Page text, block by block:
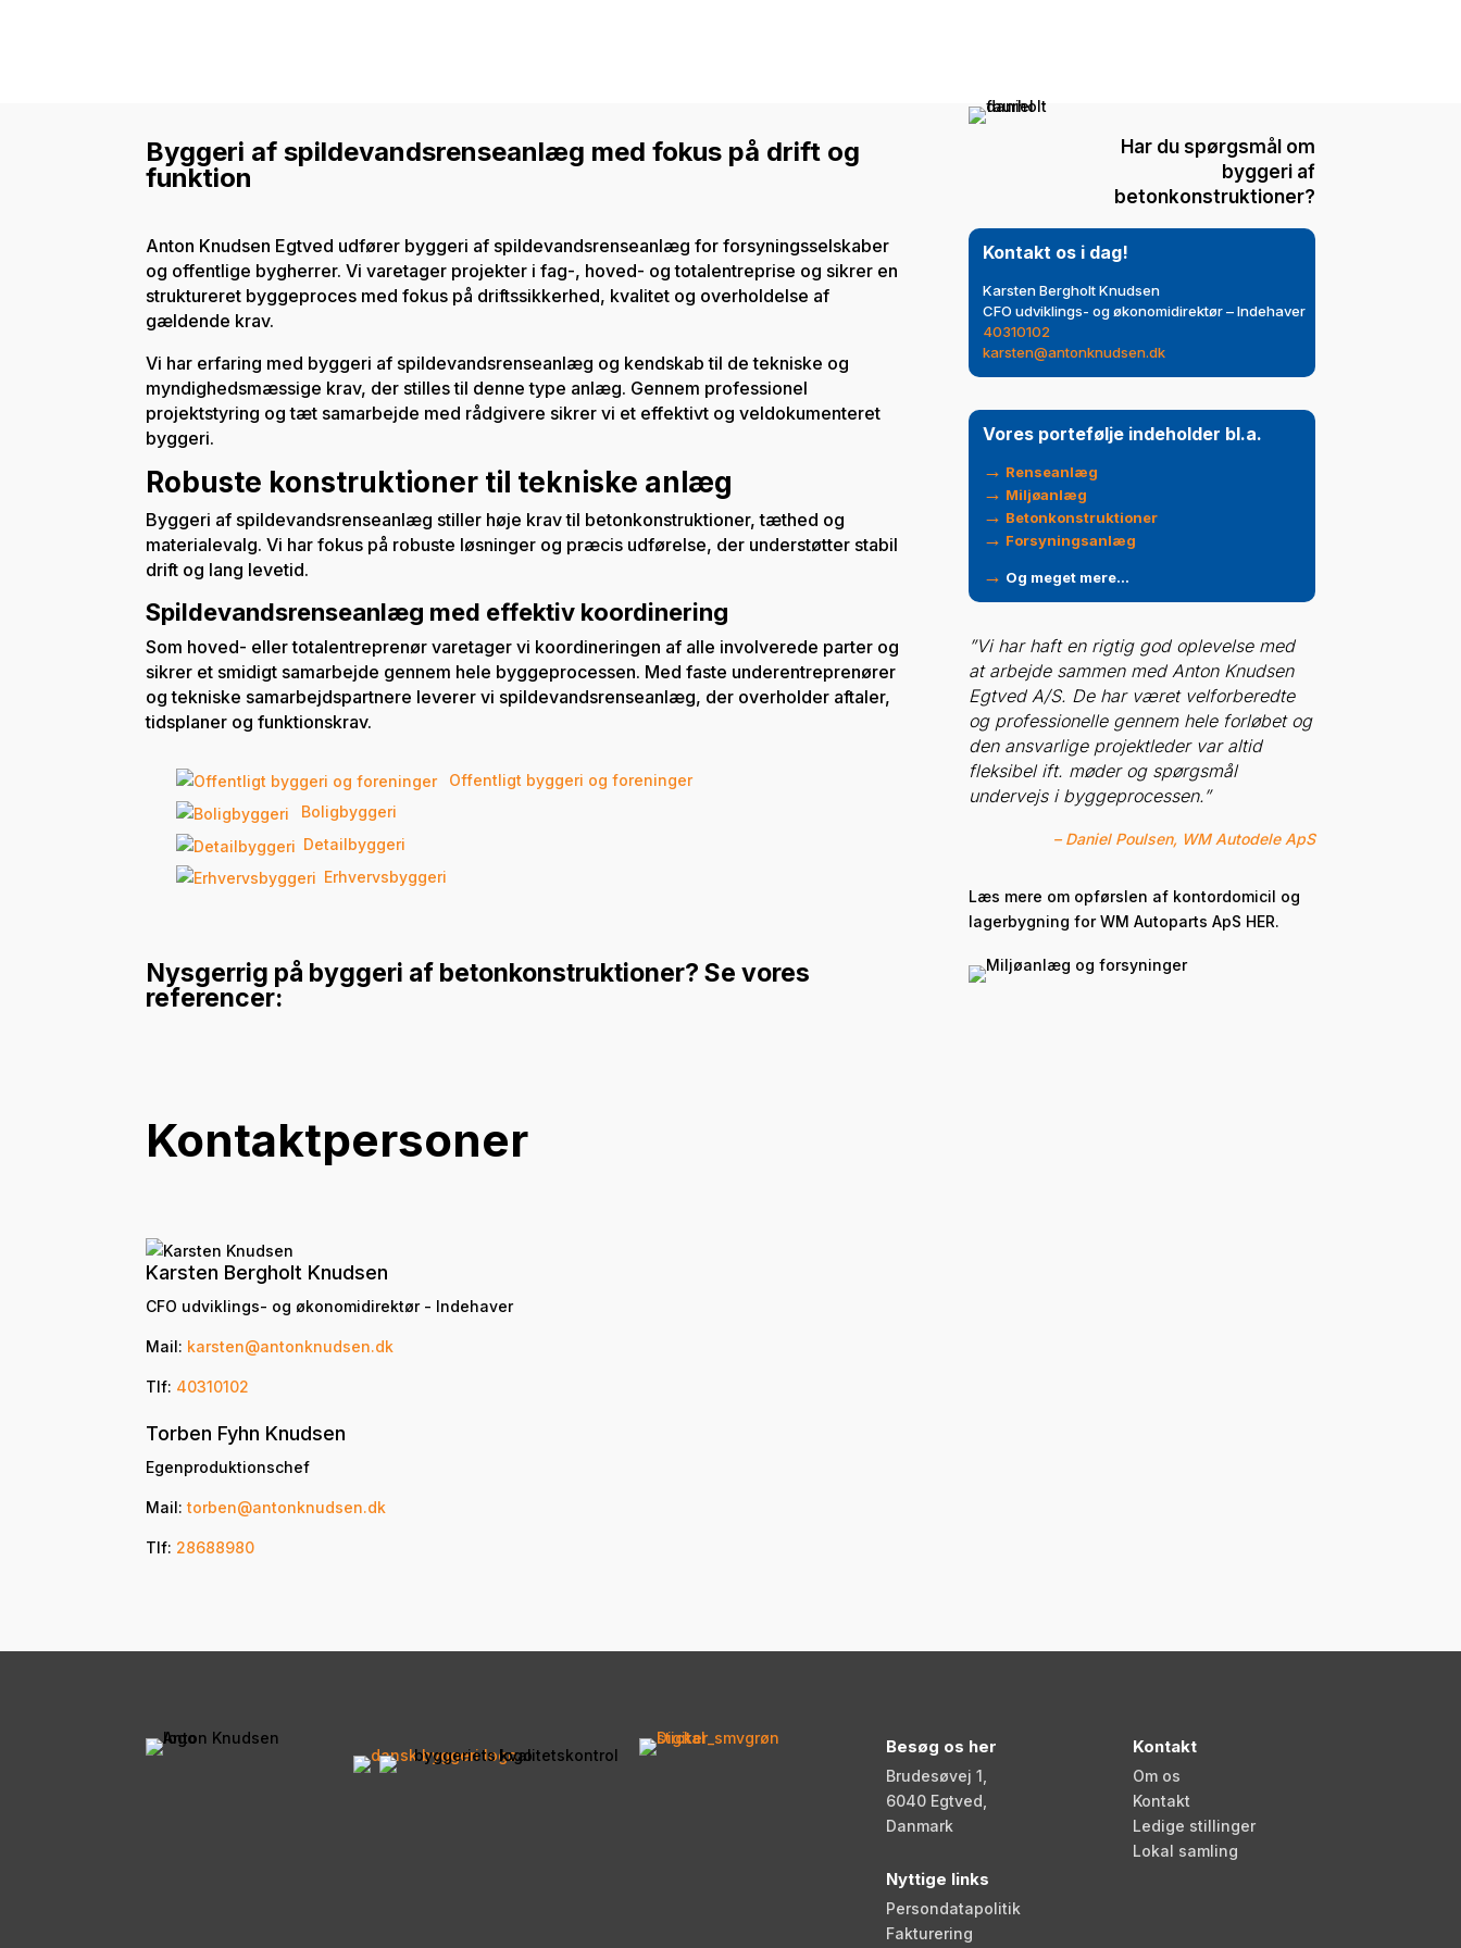
Byggeri af spildevandsrenseanlæg med fokus på drift og
funktion
Anton Knudsen Egtved udfører byggeri af spildevandsrenseanlæg for forsyningsselskaber
og offentlige bygherrer. Vi varetager projekter i fag-, hoved- og totalentreprise og sikrer en
struktureret byggeproces med fokus på driftssikkerhed, kvalitet og overholdelse af
gældende krav.
Vi har erfaring med byggeri af spildevandsrenseanlæg og kendskab til de tekniske og
myndighedsmæssige krav, der stilles til denne type anlæg. Gennem professionel
projektstyring og tæt samarbejde med rådgivere sikrer vi et effektivt og veldokumenteret
byggeri.
Robuste konstruktioner til tekniske anlæg
Byggeri af spildevandsrenseanlæg stiller høje krav til betonkonstruktioner, tæthed og
materialevalg. Vi har fokus på robuste løsninger og præcis udførelse, der understøtter stabil
drift og lang levetid.
Spildevandsrenseanlæg med effektiv koordinering
Som hoved- eller totalentreprenør varetager vi koordineringen af alle involverede parter og
sikrer et smidigt samarbejde gennem hele byggeprocessen. Med faste underentreprenører
og tekniske samarbejdspartnere leverer vi spildevandsrenseanlæg, der overholder aftaler,
tidsplaner og funktionskrav.
Offentligt byggeri og foreninger
Boligbyggeri
Detailbyggeri
Erhvervsbyggeri
Nysgerrig på byggeri af betonkonstruktioner? Se vores
referencer:
Kontaktpersoner
Karsten Bergholt Knudsen
CFO udviklings- og økonomidirektør - Indehaver
Mail: karsten@antonknudsen.dk
Tlf: 40310102
Torben Fyhn Knudsen
Egenproduktionschef
Mail:torben@antonknudsen.dk
Tlf: 28688980
Har du spørgsmål om
byggeri af
betonkonstruktioner?
Kontakt os i dag!
Karsten Bergholt Knudsen
CFO udviklings- og økonomidirektør – Indehaver
40310102
karsten@antonknudsen.dk
Vores portefølje indeholder bl.a.
→ Renseanlæg
→ Miljøanlæg
→ Betonkonstruktioner
→ Forsyningsanlæg
→ Og meget mere…
”Vi har haft en rigtig god oplevelse med
at arbejde sammen med Anton Knudsen
Egtved A/S. De har været velforberedte
og professionelle gennem hele forløbet og
den ansvarlige projektleder var altid
fleksibel ift. møder og spørgsmål
undervejs i byggeprocessen.”
– Daniel Poulsen, WM Autodele ApS
Læs mere om opførslen af kontordomicil og
lagerbygning for WM Autoparts ApS HER.
Besøg os her
Brudesøvej 1,
6040 Egtved,
Danmark
Nyttige links
Persondatapolitik
Fakturering
Kontakt
Om os
Kontakt
Ledige stillinger
Lokal samling